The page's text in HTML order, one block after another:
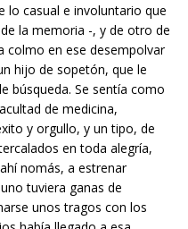
lo casual e involuntario que
la memoria -, y de otro de
colmo en ese desempolvar
hijo de sopetón, que le
búsqueda. Se sentía como
de medicina,
y orgullo, y un tipo, de
en toda alegría,
nomás, a estrenar
tuviera ganas de
unos tragos con los